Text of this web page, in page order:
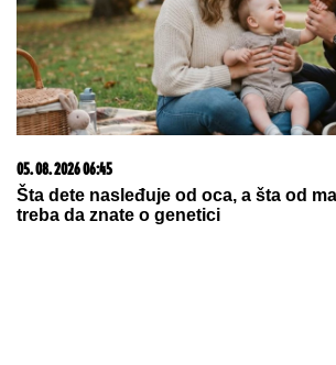
NAŠ GLUMAC (65)
GODINE MLAĐU
Upoznala ga dok je
a sada pokazala
glume